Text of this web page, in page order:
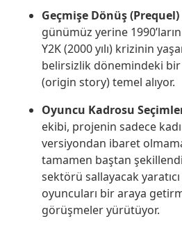
Geçmişe Dönüş
günümüz yerine
Y2K (2000 yılı) krizinin
belirsizlik dönemindeki bir
(origin story) temel alıyor.
Oyuncu Kadrosu
ekibi, projenin sadece
versiyondan ibaret
tamamen baştan
sektörü sallayacak
oyuncuları bir araya
görüşmeler yürütüyor.